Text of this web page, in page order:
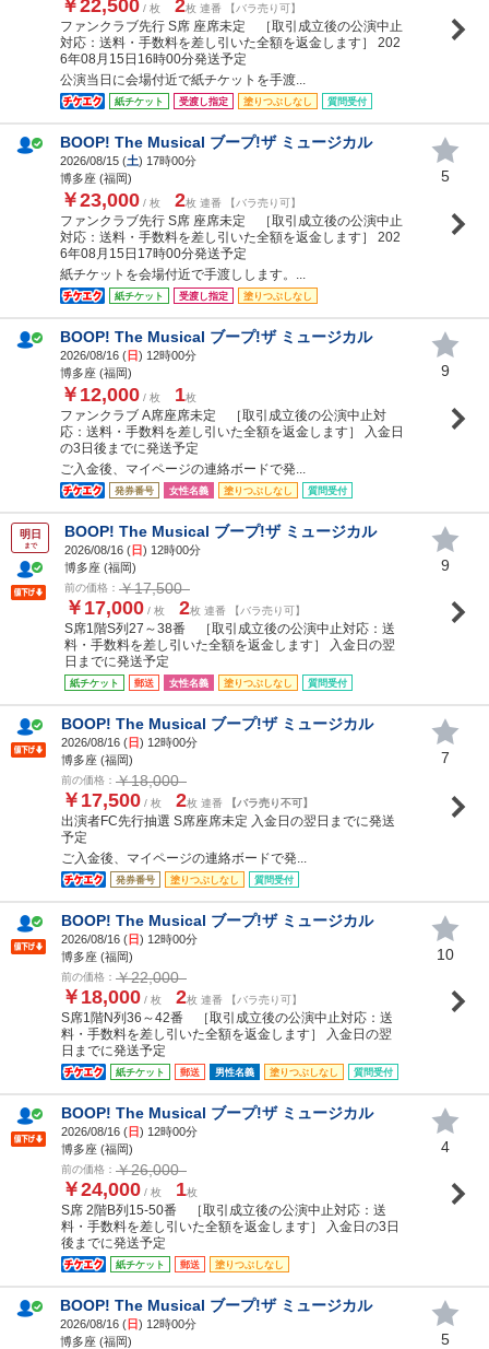
￥22,500 / 枚 2枚 連番 【バラ売り可】
ファンクラブ先行 S席 座席未定 ［取引成立後の公演中止
対応：送料・手数料を差し引いた全額を返金します］ 202
6年08月15日16時00分発送予定
公演当日に会場付近で紙チケットを手渡...
紙チケット 受渡し指定 塗りつぶしなし 質問受付
BOOP! The Musical ブープ!ザ ミュージカル
2026/08/15 (土) 17時00分
博多座 (福岡)
￥23,000 / 枚 2枚 連番 【バラ売り可】
ファンクラブ先行 S席 座席未定 ［取引成立後の公演中止
対応：送料・手数料を差し引いた全額を返金します］ 202
6年08月15日17時00分発送予定
紙チケットを会場付近で手渡しします。...
紙チケット 受渡し指定 塗りつぶしなし
5
BOOP! The Musical ブープ!ザ ミュージカル
2026/08/16 (日) 12時00分
博多座 (福岡)
￥12,000 / 枚 1枚
ファンクラブ A席座席未定 ［取引成立後の公演中止対
応：送料・手数料を差し引いた全額を返金します］ 入金日
の3日後までに発送予定
ご入金後、マイページの連絡ボードで発...
発券番号 女性名義 塗りつぶしなし 質問受付
9
明日
まで
BOOP! The Musical ブープ!ザ ミュージカル
2026/08/16 (日) 12時00分
博多座 (福岡)
前の価格： ￥17,500
￥17,000 / 枚 2枚 連番 【バラ売り可】
S席1階S列27～38番 ［取引成立後の公演中止対応：送
料・手数料を差し引いた全額を返金します］ 入金日の翌
日までに発送予定
紙チケット 郵送 女性名義 塗りつぶしなし 質問受付
9
BOOP! The Musical ブープ!ザ ミュージカル
2026/08/16 (日) 12時00分
博多座 (福岡)
前の価格： ￥18,000
￥17,500 / 枚 2枚 連番 【バラ売り不可】
出演者FC先行抽選 S席座席未定 入金日の翌日までに発送
予定
ご入金後、マイページの連絡ボードで発...
発券番号 塗りつぶしなし 質問受付
7
BOOP! The Musical ブープ!ザ ミュージカル
2026/08/16 (日) 12時00分
博多座 (福岡)
前の価格： ￥22,000
￥18,000 / 枚 2枚 連番 【バラ売り可】
S席1階N列36～42番 ［取引成立後の公演中止対応：送
料・手数料を差し引いた全額を返金します］ 入金日の翌
日までに発送予定
紙チケット 郵送 男性名義 塗りつぶしなし 質問受付
10
BOOP! The Musical ブープ!ザ ミュージカル
2026/08/16 (日) 12時00分
博多座 (福岡)
前の価格： ￥26,000
￥24,000 / 枚 1枚
S席 2階B列15-50番 ［取引成立後の公演中止対応：送
料・手数料を差し引いた全額を返金します］ 入金日の3日
後までに発送予定
紙チケット 郵送 塗りつぶしなし
4
BOOP! The Musical ブープ!ザ ミュージカル
2026/08/16 (日) 12時00分
博多座 (福岡)
5